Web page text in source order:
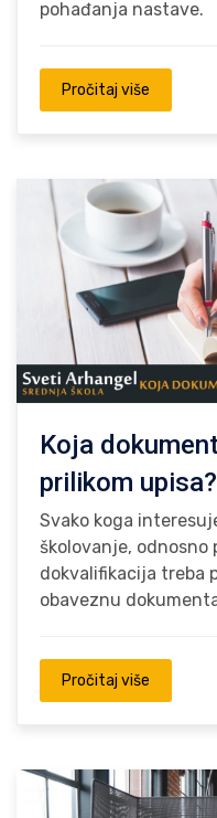
pohađanja nastave.
Pročitaj više
Koja
prilikom upisa?
Svako koga
školovanje, odnosno
dokvalifikacija treba
obaveznu
Pročitaj više